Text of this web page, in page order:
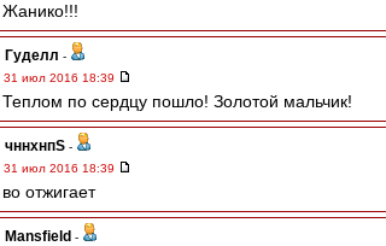
Жанико!!!
Гуделл -
31 июл 2016 18:39
Теплом по сердцу пошло! Золотой мальчик!
чннхнпS -
31 июл 2016 18:39
во отжигает
Mansfield -